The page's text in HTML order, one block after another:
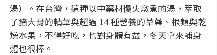
湯）。在台灣，這種以中藥材慢火燉煮的湯，萃取
了豬大骨的精華與超過 14 種營養的草藥、根類與乾
燥水果，不僅好吃，也對身體有益，冬天拿來補身
體也很棒。